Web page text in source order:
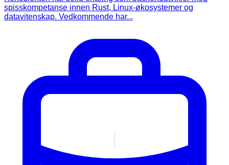
spisskompetanse innen Rust, Linux-økosystemer og
datavitenskap. Vedkommende har...